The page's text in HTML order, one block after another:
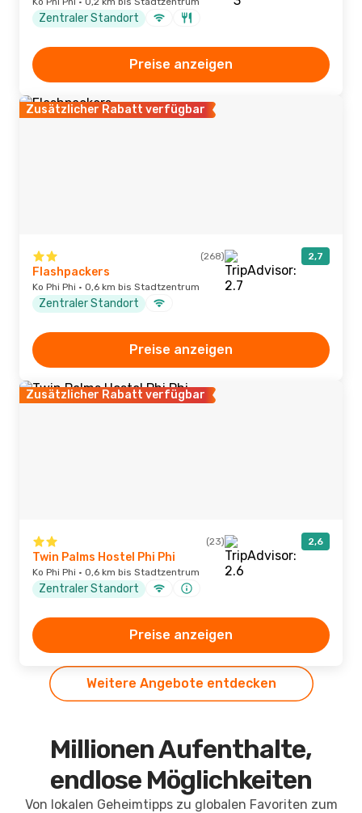
Zentraler Standort
Preise anzeigen
Zusätzlicher Rabatt verfügbar
(268) 2,7
Flashpackers
Ko Phi Phi · 0,6 km bis Stadtzentrum
Zentraler Standort
Preise anzeigen
Zusätzlicher Rabatt verfügbar
(23) 2,6
Twin Palms Hostel Phi Phi
Ko Phi Phi · 0,6 km bis Stadtzentrum
Zentraler Standort
Preise anzeigen
Weitere Angebote entdecken
Millionen Aufenthalte,
endlose Möglichkeiten
Von lokalen Geheimtipps zu globalen Favoriten zum